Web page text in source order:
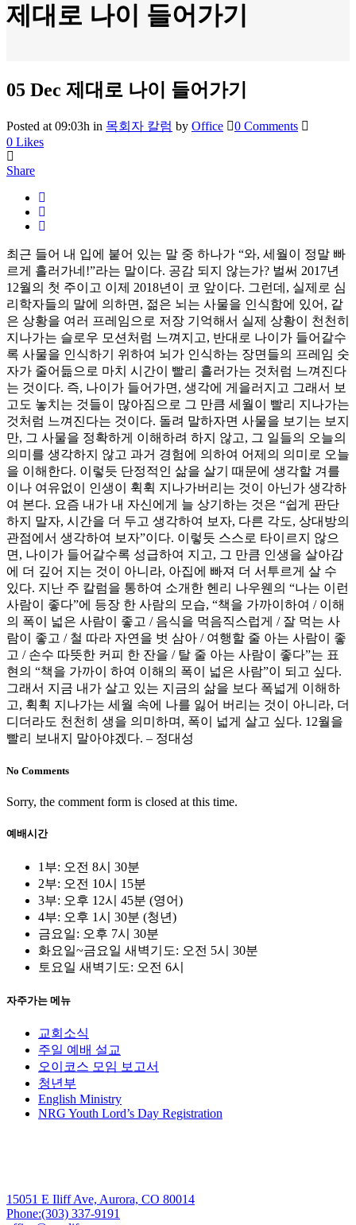
제대로 나이 들어가기
05 Dec 제대로 나이 들어가기
Posted at 09:03h in 목회자 칼럼 by Office
0 Comments
0 Likes
Share
최근 들어 내 입에 붙어 있는 말 중 하나가 “와, 세월이 정말 빠
르게 흘러가네!”라는 말이다. 공감 되지 않는가? 벌써 2017년
12월의 첫 주이고 이제 2018년이 코 앞이다. 그런데, 실제로 심
리학자들의 말에 의하면, 젊은 뇌는 사물을 인식함에 있어, 같
은 상황을 여러 프레임으로 저장 기억해서 실제 상황이 천천히
지나가는 슬로우 모션처럼 느껴지고, 반대로 나이가 들어갈수
록 사물을 인식하기 위하여 뇌가 인식하는 장면들의 프레임 숫
자가 줄어듦으로 마치 시간이 빨리 흘러가는 것처럼 느껴진다
는 것이다. 즉, 나이가 들어가면, 생각에 게을러지고 그래서 보
고도 놓치는 것들이 많아짐으로 그 만큼 세월이 빨리 지나가는
것처럼 느껴진다는 것이다. 돌려 말하자면 사물을 보기는 보지
만, 그 사물을 정확하게 이해하려 하지 않고, 그 일들의 오늘의
의미를 생각하지 않고 과거 경험에 의하여 어제의 의미로 오늘
을 이해한다. 이렇듯 단정적인 삶을 살기 때문에 생각할 겨를
이나 여유없이 인생이 휙휙 지나가버리는 것이 아닌가 생각하
여 본다. 요즘 내가 내 자신에게 늘 상기하는 것은 “쉽게 판단
하지 말자, 시간을 더 두고 생각하여 보자, 다른 각도, 상대방의
관점에서 생각하여 보자”이다. 이렇듯 스스로 타이르지 않으
면, 나이가 들어갈수록 성급하여 지고, 그 만큼 인생을 살아감
에 더 깊어 지는 것이 아니라, 아집에 빠져 더 서투르게 살 수
있다. 지난 주 칼럼을 통하여 소개한 헨리 나우웬의 “나는 이런
사람이 좋다”에 등장 한 사람의 모습, “책을 가까이하여 / 이해
의 폭이 넓은 사람이 좋고 / 음식을 먹음직스럽게 / 잘 먹는 사
람이 좋고 / 철 따라 자연을 벗 삼아 / 여행할 줄 아는 사람이 좋
고 / 손수 따뜻한 커피 한 잔을 / 탈 줄 아는 사람이 좋다”는 표
현의 “책을 가까이 하여 이해의 폭이 넓은 사람”이 되고 싶다.
그래서 지금 내가 살고 있는 지금의 삶을 보다 폭넓게 이해하
고, 휙휙 지나가는 세월 속에 나를 잃어 버리는 것이 아니라, 더
디더라도 천천히 생을 의미하며, 폭이 넓게 살고 싶다. 12월을
빨리 보내지 말아야겠다. – 정대성
No Comments
Sorry, the comment form is closed at this time.
예배시간
1부: 오전 8시 30분
2부: 오전 10시 15분
3부: 오후 12시 45분 (영어)
4부: 오후 1시 30분 (청년)
금요일: 오후 7시 30분
화요일~금요일 새벽기도: 오전 5시 30분
토요일 새벽기도: 오전 6시
자주가는 메뉴
교회소식
주일 예배 설교
오이코스 모임 보고서
청년부
English Ministry
NRG Youth Lord’s Day Registration
15051 E Iliff Ave, Aurora, CO 80014
Phone:(303) 337-9191